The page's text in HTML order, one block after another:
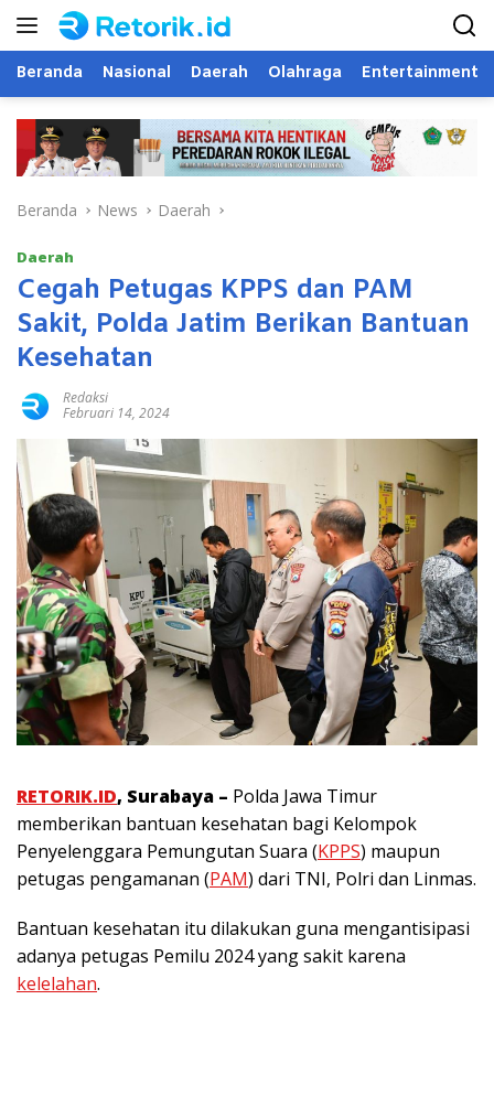
Langsung
Beranda Nasional Daerah Olahraga Entertainment
Beranda News Daerah
Daerah
Cegah Petugas KPPS dan PAM
Sakit, Polda Jatim Berikan Bantuan
Kesehatan
Redaksi
Februari 14, 2024
RETORIK.ID, Surabaya – Polda Jawa Timur
memberikan bantuan kesehatan bagi Kelompok
Penyelenggara Pemungutan Suara (KPPS) maupun
petugas pengamanan (PAM) dari TNI, Polri dan Linmas.
Bantuan kesehatan itu dilakukan guna mengantisipasi
adanya petugas Pemilu 2024 yang sakit karena
kelelahan.